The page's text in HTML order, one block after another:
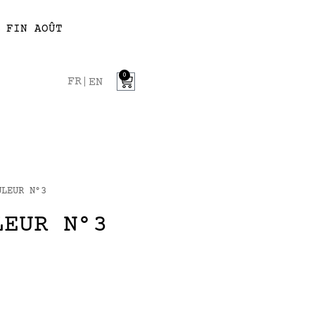
FIN AOÛT
FR EN
0
N°3
N°3